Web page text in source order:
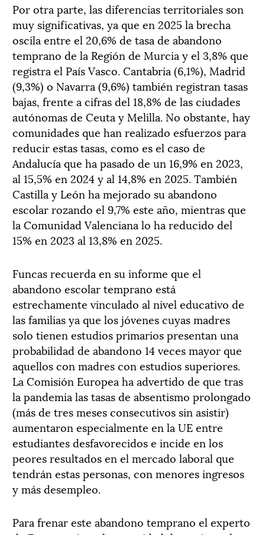
Por otra parte, las diferencias territoriales son
muy significativas, ya que en 2025 la brecha
oscila entre el 20,6% de tasa de abandono
temprano de la Región de Murcia y el 3,8% que
registra el País Vasco. Cantabria (6,1%), Madrid
(9,3%) o Navarra (9,6%) también registran tasas
bajas, frente a cifras del 18,8% de las ciudades
autónomas de Ceuta y Melilla. No obstante, hay
comunidades que han realizado esfuerzos para
reducir estas tasas, como es el caso de
Andalucía que ha pasado de un 16,9% en 2023,
al 15,5% en 2024 y al 14,8% en 2025. También
Castilla y León ha mejorado su abandono
escolar rozando el 9,7% este año, mientras que
la Comunidad Valenciana lo ha reducido del
15% en 2023 al 13,8% en 2025.
Funcas recuerda en su informe que el
abandono escolar temprano está
estrechamente vinculado al nivel educativo de
las familias ya que los jóvenes cuyas madres
solo tienen estudios primarios presentan una
probabilidad de abandono 14 veces mayor que
aquellos con madres con estudios superiores.
La Comisión Europea ha advertido de que tras
la pandemia las tasas de absentismo prolongado
(más de tres meses consecutivos sin asistir)
aumentaron especialmente en la UE entre
estudiantes desfavorecidos e incide en los
peores resultados en el mercado laboral que
tendrán estas personas, con menores ingresos
y más desempleo.
Para frenar este abandono temprano el experto